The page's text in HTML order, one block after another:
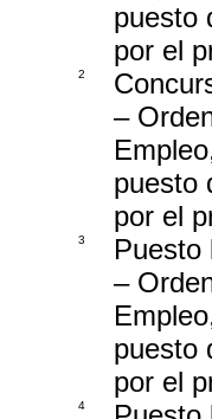
puesto
por el
2
–
puesto
por el
3
Puesto
–
puesto
por el
4